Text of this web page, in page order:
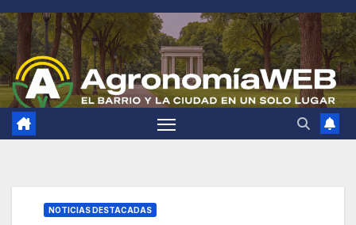
Saltar
al
contenido
NOTICIAS DESTACADAS